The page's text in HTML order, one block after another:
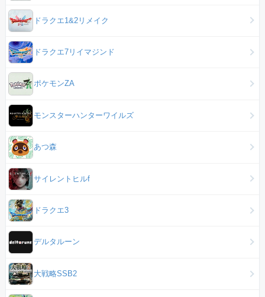
ドラクエ1&2リメイク
ドラクエ7リイマジンド
ポケモンZA
モンスターハンターワイルズ
あつ森
サイレントヒルf
ドラクエ3
デルタルーン
大戦略SSB2